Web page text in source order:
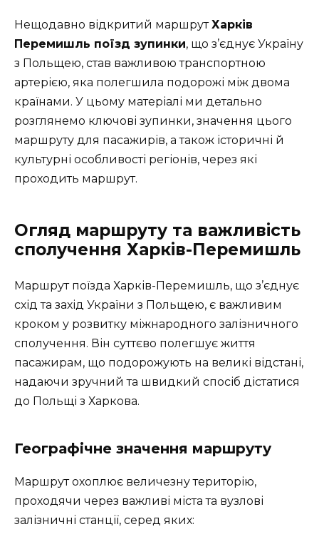
Нещодавно відкритий маршрутХарків
Перемишль поїзд зупинки, що з’єднує Україну
з Польщею, став важливою транспортною
артерією, яка полегшила подорожі між двома
країнами. У цьому матеріалі ми детально
розглянемо ключові зупинки, значення цього
маршруту для пасажирів, а також історичні й
культурні особливості регіонів, через які
проходить маршрут.
Огляд маршруту та важливість
сполучення Харків-Перемишль
Маршрут поїзда Харків-Перемишль, що з’єднує
схід та захід України з Польщею, є важливим
кроком у розвитку міжнародного залізничного
сполучення. Він суттєво полегшує життя
пасажирам, що подорожують на великі відстані,
надаючи зручний та швидкий спосіб дістатися
до Польщі з Харкова.
Географічне значення маршруту
Маршрут охоплює величезну територію,
проходячи через важливі міста та вузлові
залізничні станції, серед яких: